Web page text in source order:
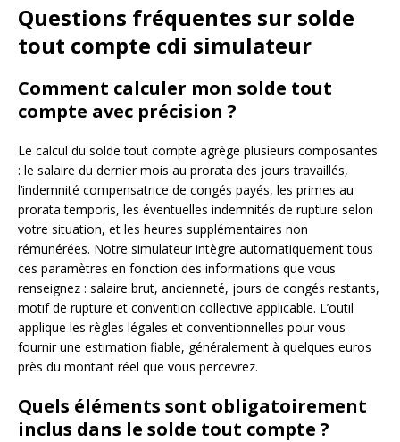
Questions fréquentes sur solde
tout compte cdi simulateur
Comment calculer mon solde tout
compte avec précision ?
Le calcul du solde tout compte agrège plusieurs composantes
: le salaire du dernier mois au prorata des jours travaillés,
l’indemnité compensatrice de congés payés, les primes au
prorata temporis, les éventuelles indemnités de rupture selon
votre situation, et les heures supplémentaires non
rémunérées. Notre simulateur intègre automatiquement tous
ces paramètres en fonction des informations que vous
renseignez : salaire brut, ancienneté, jours de congés restants,
motif de rupture et convention collective applicable. L’outil
applique les règles légales et conventionnelles pour vous
fournir une estimation fiable, généralement à quelques euros
près du montant réel que vous percevrez.
Quels éléments sont obligatoirement
inclus dans le solde tout compte ?